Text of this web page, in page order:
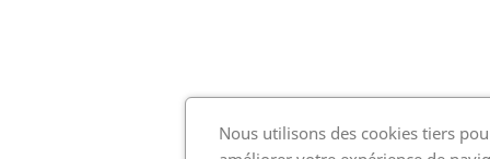
Nous utilisons des cookies tiers